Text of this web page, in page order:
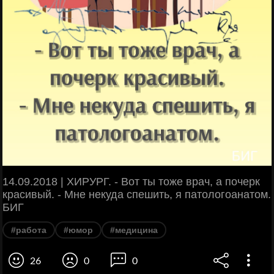
14.09.2018 | ХИРУРГ. - Вот ты тоже врач, а почерк
красивый. - Мне некуда спешить, я патологоанатом.
БИГ
#работа #юмор #медицина
26 0 0